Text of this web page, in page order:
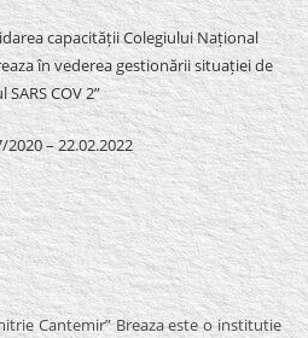
capacității Colegiului Național
în vederea gestionării situației de
COV 2”
– 22.02.2022
Cantemir” Breaza este o institutie